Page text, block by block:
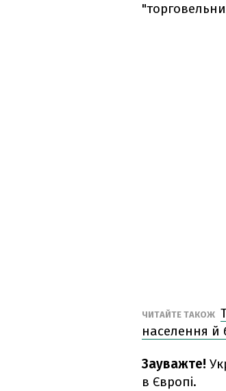
ЧИТАЙТЕ ТАКОЖ
населення й
Зауважте!
в Європі.